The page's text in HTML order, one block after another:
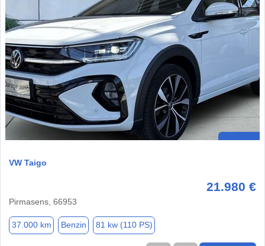
VW Taigo
21.980 €
Pirmasens, 66953
37.000 km Benzin 81 kw (110 PS)